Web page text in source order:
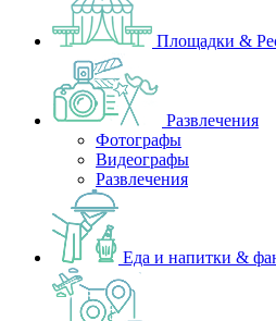
Площадки &
Развлечения
Фотографы
Видеографы
Развлечения
Еда и напитки &